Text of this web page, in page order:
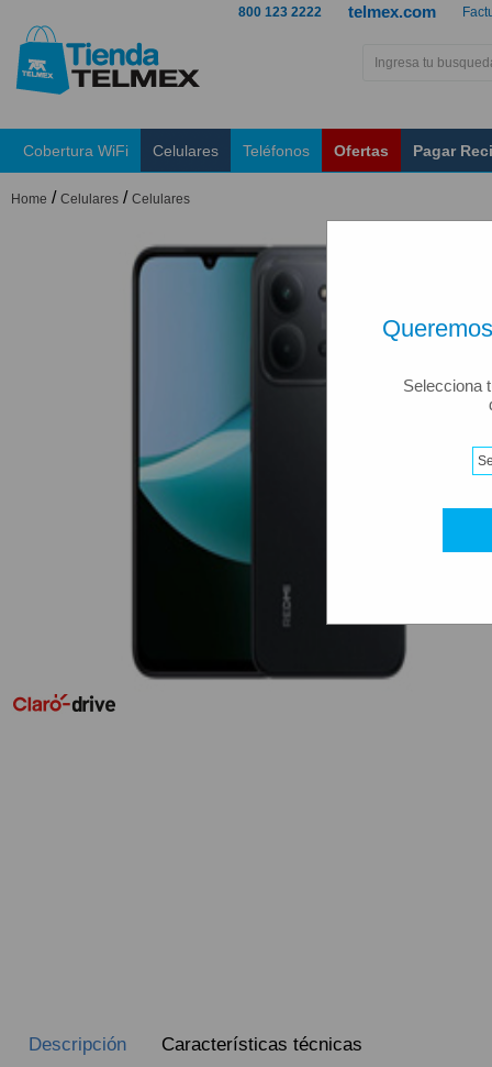
Selecciona
telmex.com
800 123 2222
Cobertura WiFi Celulares Teléfonos Ofertas Pagar
Home / Celulares / Celulares
Descripción Características técnicas